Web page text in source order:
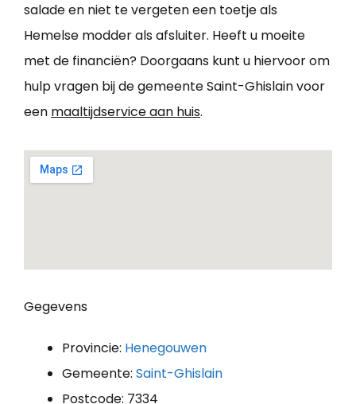
salade en niet te vergeten een toetje als
Hemelse modder als afsluiter. Heeft u moeite
met de financiën? Doorgaans kunt u hiervoor om
hulp vragen bij de gemeente Saint-Ghislain voor
een maaltijdservice aan huis.
Gegevens
Provincie: Henegouwen
Gemeente: Saint-Ghislain
Postcode: 7334